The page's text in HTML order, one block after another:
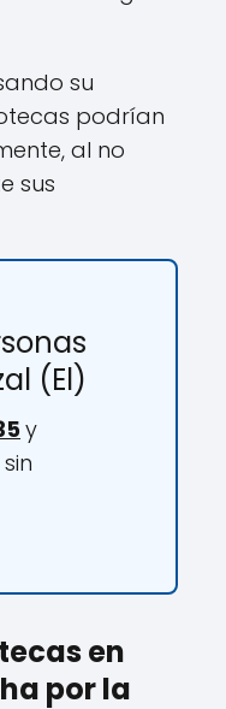
su
podrían
al no
sus
(El)
y
en
por la